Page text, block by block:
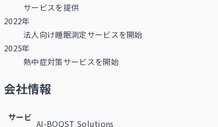
サービスを提供
2022年
法人向け睡眠測定サービスを開始
2025年
熱中症対策サービスを開始
会社情報
サービ
AI-BOOST Solutions